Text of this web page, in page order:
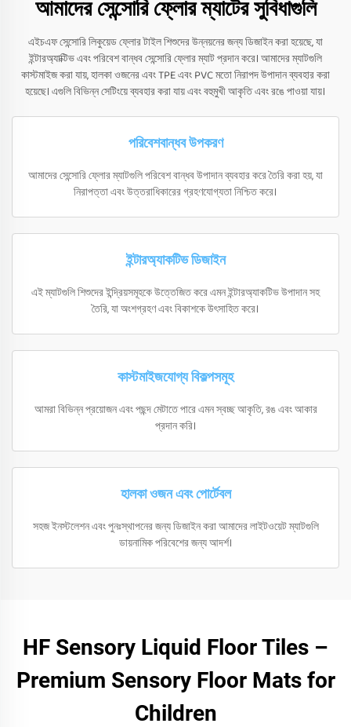
আমাদের সেন্সোরি ফ্লোর ম্যাটের সুবিধাগুলি
এইচএফ সেন্সোরি লিকুয়েড ফ্লোর টাইল শিশুদের উন্নয়নের জন্য ডিজাইন করা হয়েছে, যা
ইন্টারঅ্যাক্টিভ এবং পরিবেশ বান্ধব সেন্সোরি ফ্লোর ম্যাট প্রদান করে। আমাদের ম্যাটগুলি
কাস্টমাইজ করা যায়, হালকা ওজনের এবং TPE এবং PVC মতো নিরাপদ উপাদান ব্যবহার করা
হয়েছে। এগুলি বিভিন্ন সেটিংয়ে ব্যবহার করা যায় এবং বহুমুখী আকৃতি এবং রঙে পাওয়া যায়।
পরিবেশবান্ধব উপকরণ
আমাদের সেন্সোরি ফ্লোর ম্যাটগুলি পরিবেশ বান্ধব উপাদান ব্যবহার করে তৈরি করা হয়, যা
নিরাপত্তা এবং উত্তরাধিকারের গ্রহণযোগ্যতা নিশ্চিত করে।
ইন্টারঅ্যাকটিভ ডিজাইন
এই ম্যাটগুলি শিশুদের ইন্দ্রিয়সমূহকে উত্তেজিত করে এমন ইন্টারঅ্যাকটিভ উপাদান সহ
তৈরি, যা অংশগ্রহণ এবং বিকাশকে উৎসাহিত করে।
কাস্টমাইজযোগ্য বিকল্পসমূহ
আমরা বিভিন্ন প্রয়োজন এবং পছন্দ মেটাতে পারে এমন স্বচ্ছ আকৃতি, রঙ এবং আকার
প্রদান করি।
হালকা ওজন এবং পোর্টেবল
সহজ ইনস্টলেশন এবং পুনঃস্থাপনের জন্য ডিজাইন করা আমাদের লাইটওয়েট ম্যাটগুলি
ডায়নামিক পরিবেশের জন্য আদর্শ।
HF Sensory Liquid Floor Tiles –
Premium Sensory Floor Mats for
Children